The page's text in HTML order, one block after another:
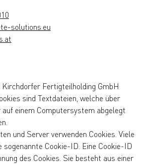
solutions.eu
Fertigteilholding GmbH
sind Textdateien, welche über
einem Computersystem abgelegt
und Server verwenden Cookies. Viele
sogenannte Cookie-ID. Eine Cookie-ID
des Cookies. Sie besteht aus einer